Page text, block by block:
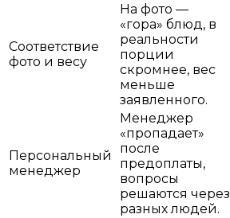
Соответствие
фото и весу
На фото —
«гора» блюд, в
реальности
порции
скромнее, вес
меньше
заявленного.
Персональный
менеджер
Менеджер
«пропадает»
после
предоплаты,
вопросы
решаются через
разных людей.